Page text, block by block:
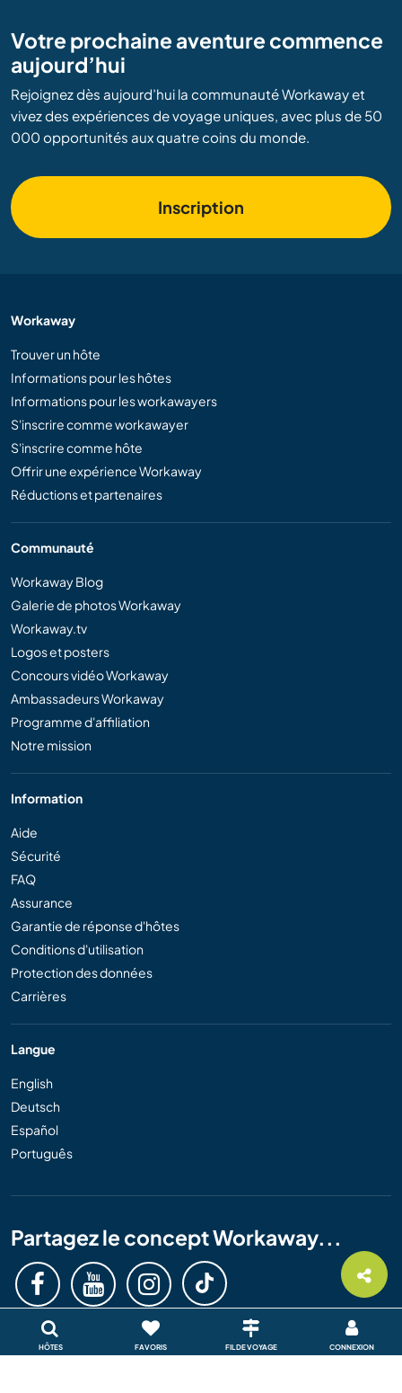
HÔTES FAVORIS FIL DE VOYAGE CONNEXION
Votre prochaine aventure commence
aujourd’hui
Rejoignez dès aujourd’hui la communauté Workaway et
vivez des expériences de voyage uniques, avec plus de 50
000 opportunités aux quatre coins du monde.
Inscription
Workaway
Trouver un hôte
Informations pour les hôtes
Informations pour les workawayers
S'inscrire comme workawayer
S'inscrire comme hôte
Offrir une expérience Workaway
Réductions et partenaires
Communauté
Workaway Blog
Galerie de photos Workaway
Workaway.tv
Logos et posters
Concours vidéo Workaway
Ambassadeurs Workaway
Programme d'affiliation
Notre mission
Information
Aide
Sécurité
FAQ
Assurance
Garantie de réponse d'hôtes
Conditions d'utilisation
Protection des données
Carrières
Langue
English
Deutsch
Español
Português
Partagez le concept Workaway...